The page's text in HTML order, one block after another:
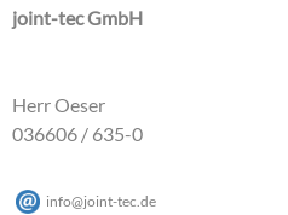
joint-tec GmbH
Herr Oeser
036606 / 635-0
info@joint-tec.de